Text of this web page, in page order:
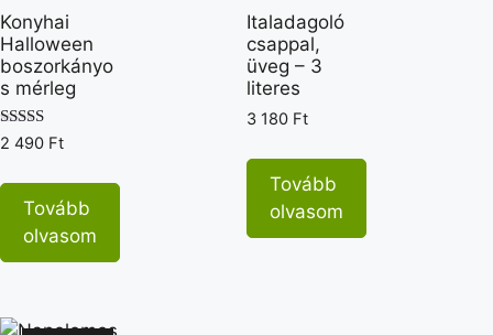
Konyhai
Halloween
boszorkányo
s mérleg
Értékelés:
2 490 Ft
Tovább
olvasom
Italadagoló
csappal,
üveg – 3
literes
3 180 Ft
Tovább
olvasom